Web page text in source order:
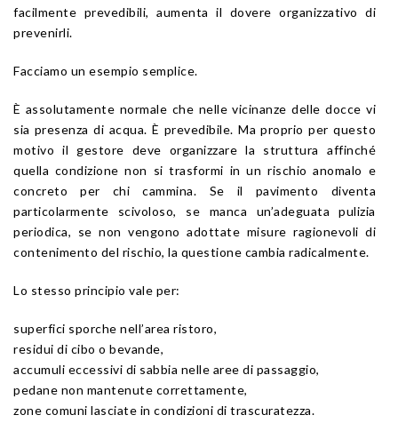
facilmente prevedibili, aumenta il dovere organizzativo di
prevenirli.
Facciamo un esempio semplice.
È assolutamente normale che nelle vicinanze delle docce vi
sia presenza di acqua. È prevedibile. Ma proprio per questo
motivo il gestore deve organizzare la struttura affinché
quella condizione non si trasformi in un rischio anomalo e
concreto per chi cammina. Se il pavimento diventa
particolarmente scivoloso, se manca un’adeguata pulizia
periodica, se non vengono adottate misure ragionevoli di
contenimento del rischio, la questione cambia radicalmente.
Lo stesso principio vale per:
superfici sporche nell’area ristoro,
residui di cibo o bevande,
accumuli eccessivi di sabbia nelle aree di passaggio,
pedane non mantenute correttamente,
zone comuni lasciate in condizioni di trascuratezza.